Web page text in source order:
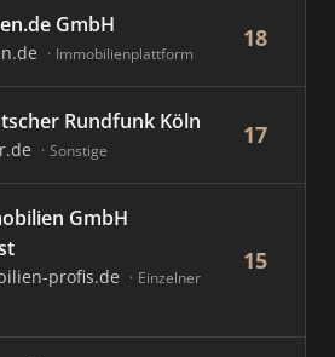
GmbH
Immobilienplattform
18
Rundfunk Köln
Sonstige
17
GmbH
profis.de
Einzelner
15